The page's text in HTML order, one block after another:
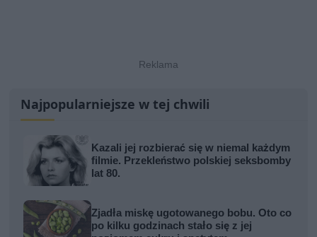
Najpopularniejsze w tej chwili
Kazali jej rozbierać się w niemal każdym
filmie. Przekleństwo polskiej seksbomby
lat 80.
Zjadła miskę ugotowanego bobu. Oto co
po kilku godzinach stało się z jej